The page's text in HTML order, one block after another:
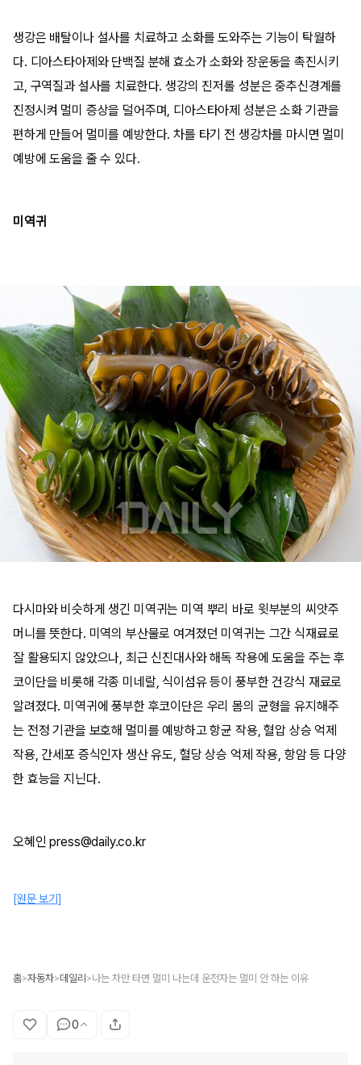
생강은 배탈이나 설사를 치료하고 소화를 도와주는 기능이 탁월하
다. 디아스타아제와 단백질 분해 효소가 소화와 장운동을 촉진시키
고, 구역질과 설사를 치료한다. 생강의 진저롤 성분은 중추신경계를
진정시켜 멀미 증상을 덜어주며, 디아스타아제 성분은 소화 기관을
편하게 만들어 멀미를 예방한다. 차를 타기 전 생강차를 마시면 멀미
예방에 도움을 줄 수 있다.
미역귀
다시마와 비슷하게 생긴 미역귀는 미역 뿌리 바로 윗부분의 씨앗주
머니를 뜻한다. 미역의 부산물로 여겨졌던 미역귀는 그간 식재료로
잘 활용되지 않았으나, 최근 신진대사와 해독 작용에 도움을 주는 후
코이단을 비롯해 각종 미네랄, 식이섬유 등이 풍부한 건강식 재료로
알려졌다. 미역귀에 풍부한 후코이단은 우리 몸의 균형을 유지해주
는 전정 기관을 보호해 멀미를 예방하고 항균 작용, 혈압 상승 억제
작용, 간세포 증식인자 생산 유도, 혈당 상승 억제 작용, 항암 등 다양
한 효능을 지닌다.
오혜인 press@daily.co.kr
[원문 보기]
홈>자동차>데일리 >나는 차만 타면 멀미 나는데 운전자는 멀미 안 하는 이유
0